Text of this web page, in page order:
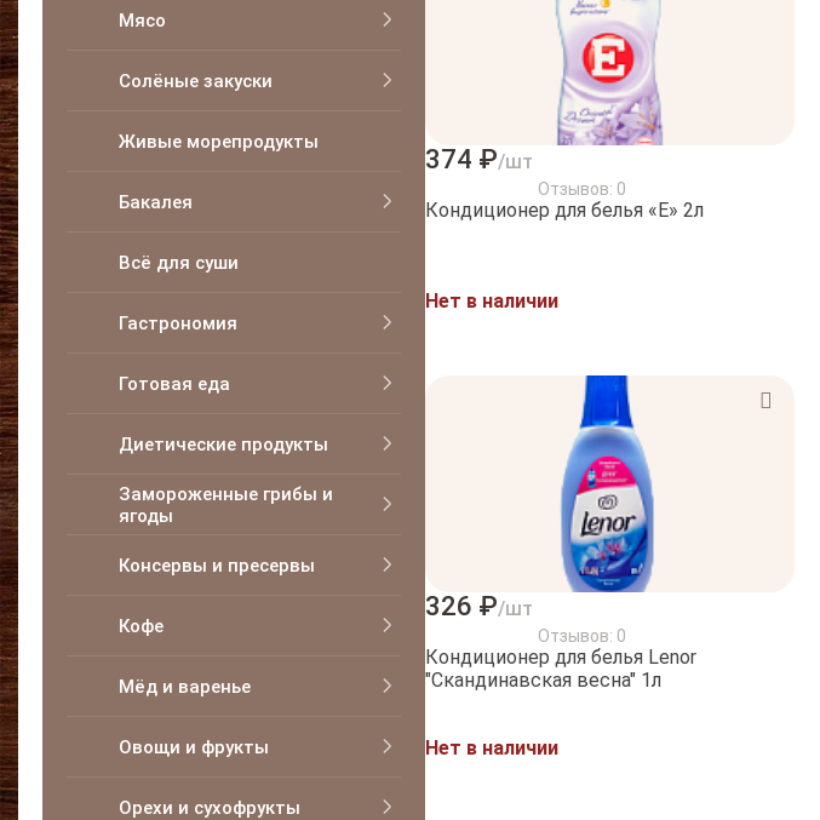
Мясо
Солёные закуски
Живые морепродукты
Бакалея
Всё для суши
Гастрономия
Готовая еда
Диетические продукты
Замороженные грибы и
ягоды
Консервы и пресервы
Кофе
Мёд и варенье
Овощи и фрукты
Орехи и сухофрукты
374 ₽/шт
Отзывов: 0
Кондиционер для белья «Е» 2л
Нет в наличии
326 ₽/шт
Отзывов: 0
Кондиционер для белья Lenor
"Скандинавская весна" 1л
Нет в наличии